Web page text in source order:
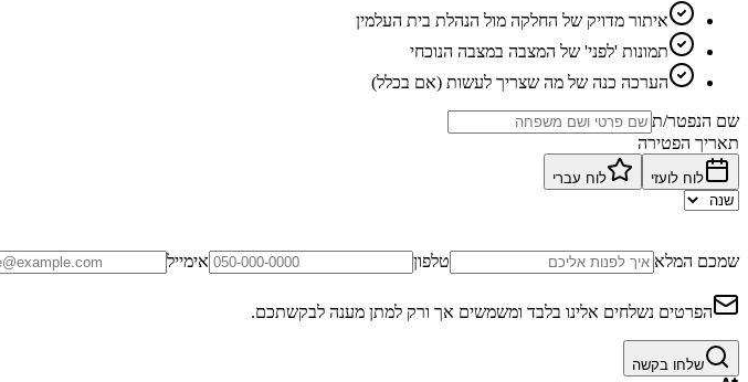
איתור מדויק של החלקה מול הנהלת בית העלמין
תמונות 'לפני' של המצבה במצבה הנוכחי
הערכה כנה של מה שצריך לעשות (אם בכלל)
שם הנפטר/ת
תאריך הפטירה
לוח לועזי לוח עברי
שמכם המלא טלפון אימייל
הפרטים נשלחים אלינו בלבד ומשמשים אך ורק למתן מענה לבקשתכם.
שלחו בקשה